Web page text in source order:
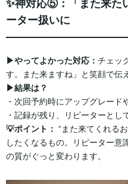
✨神対応⑤：「また来た
ーター扱いに
▶︎やってよかった対応： チェッ
す。また来ますね」と笑顔で伝
▶︎結果は？
・次回予約時にアップグレード
・記録が残り、リピーターとし
💡ポイント： “また来てくれる
したくなるもの。リピーター意
の質がぐっと変わります。